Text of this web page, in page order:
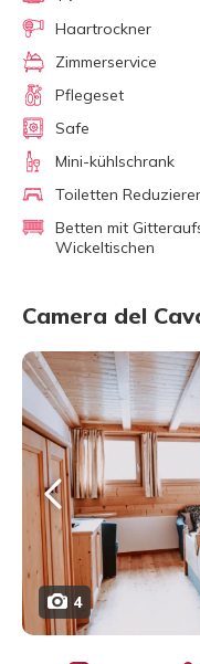
Haartrockner
Zimmerservice
Pflegeset
Safe
Mini-kühlschrank
Toiletten
Betten mit
Wickeltischen
Camera del
4